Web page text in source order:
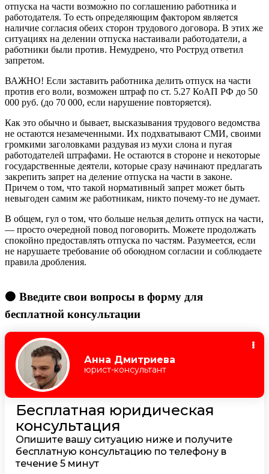
отпуска на части возможно по соглашению работника и
работодателя. То есть определяющим фактором является
наличие согласия обеих сторон трудового договора. В этих же
ситуациях на делении отпуска настаивали работодатели, а
работники были против. Немудрено, что Роструд ответил
запретом.
ВАЖНО! Если заставить работника делить отпуск на части
против его воли, возможен штраф по ст. 5.27 КоАП РФ до 50
000 руб. (до 70 000, если нарушение повторяется).
Как это обычно и бывает, высказывания трудового ведомства
не остаются незамеченными. Их подхватывают СМИ, своими
громкими заголовками раздувая из мухи слона и пугая
работодателей штрафами. Не остаются в стороне и некоторые
государственные деятели, которые сразу начинают предлагать
закрепить запрет на деление отпуска на части в законе.
Причем о том, что такой нормативный запрет может быть
невыгоден самим же работникам, никто почему-то не думает.
В общем, гул о том, что больше нельзя делить отпуск на части,
— просто очередной повод поговорить. Можете продолжать
спокойно предоставлять отпуска по частям. Разумеется, если
не нарушаете требование об обоюдном согласии и соблюдаете
правила дробления.
🟠 Введите свои вопросы в форму для
бесплатной консультации